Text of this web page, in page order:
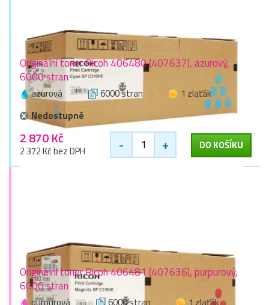
Originální toner Ricoh 406480 (407637), azurový,
6000 stran
azurová 6000 stran
1 zlaťák
Nedostupné
2 870 Kč
2 372 Kč bez DPH - + DO KOŠÍKU
Originální toner Ricoh 406481 (407636), purpurový,
6000 stran
purpurová 6000 stran
1 zlaťák